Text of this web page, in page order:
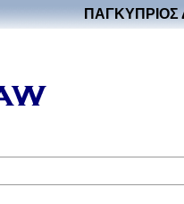
ΠΑΓΚΥΠΡΙΟΣ